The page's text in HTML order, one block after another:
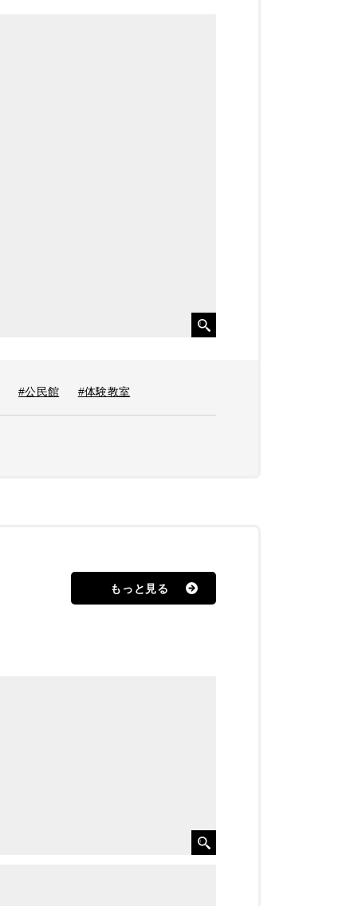
#公民館 #体験教室
もっと見る